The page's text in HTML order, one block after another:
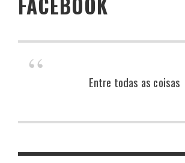
Entre todas as coisas